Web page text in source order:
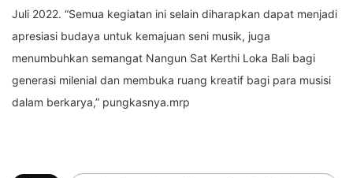
Juli 2022. “Semua kegiatan ini selain diharapkan dapat menjadi
apresiasi budaya untuk kemajuan seni musik, juga
menumbuhkan semangat Nangun Sat Kerthi Loka Bali bagi
generasi milenial dan membuka ruang kreatif bagi para musisi
dalam berkarya,” pungkasnya.mrp